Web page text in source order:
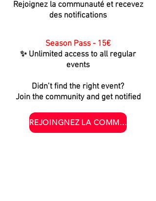
Rejoignez la communauté et recevez
des notifications
Season Pass - 15€
✨ Unlimited access to all regular
events
Didn’t find the right event?
Join the community and get notified
REJOINGNEZ LA COMMUNAUTÉ